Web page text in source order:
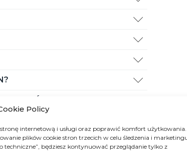
Policy
internetową i usługi oraz poprawić komfort użytkowania.
plików cookie stron trzecich w celu śledzenia i
będziesz kontynuować przeglądanie tylko z
OSÓB CHORYCH NA